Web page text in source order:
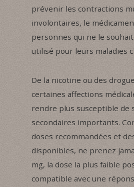
prévenir les contractions
involontaires, le
personnes qui ne le
utilisé pour leurs maladies
De la nicotine ou des
certaines affections
rendre plus susceptible de
secondaires importants.
doses recommandées et
disponibles, ne prenez
mg, la dose la plus faible
compatible avec une